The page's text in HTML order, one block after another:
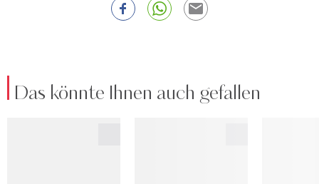
Das könnte Ihnen auch gefallen